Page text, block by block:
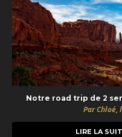
Notre road trip de 2
Par Chloé,
LIRE LA